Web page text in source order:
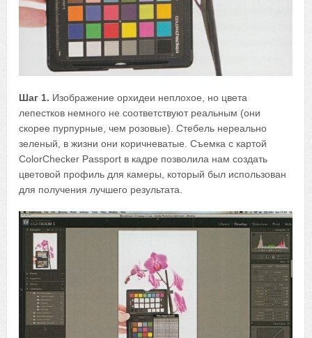
Шаг 1. Изображение орхидеи неплохое, но цвета
лепестков немного не соответствуют реальным (они
скорее пурпурные, чем розовые). Стебель нереально
зеленый, в жизни они коричневатые. Съемка с картой
ColorChecker Passport в кадре позволила нам создать
цветовой профиль для камеры, который был использован
для получения лучшего результата.